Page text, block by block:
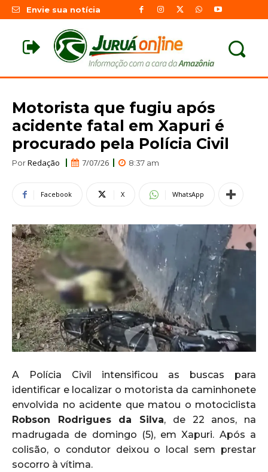
Envie sua notícia
Motorista que fugiu após
acidente fatal em Xapuri é
procurado pela Polícia Civil
PorRedação 7/07/26 8:37 am
Facebook X WhatsApp
A Polícia Civil intensificou as buscas para
identificar e localizar o motorista da caminhonete
envolvida no acidente que matou o motociclista
Robson Rodrigues da Silva, de 22 anos, na
madrugada de domingo (5), em Xapuri. Após a
colisão, o condutor deixou o local sem prestar
socorro à vítima.